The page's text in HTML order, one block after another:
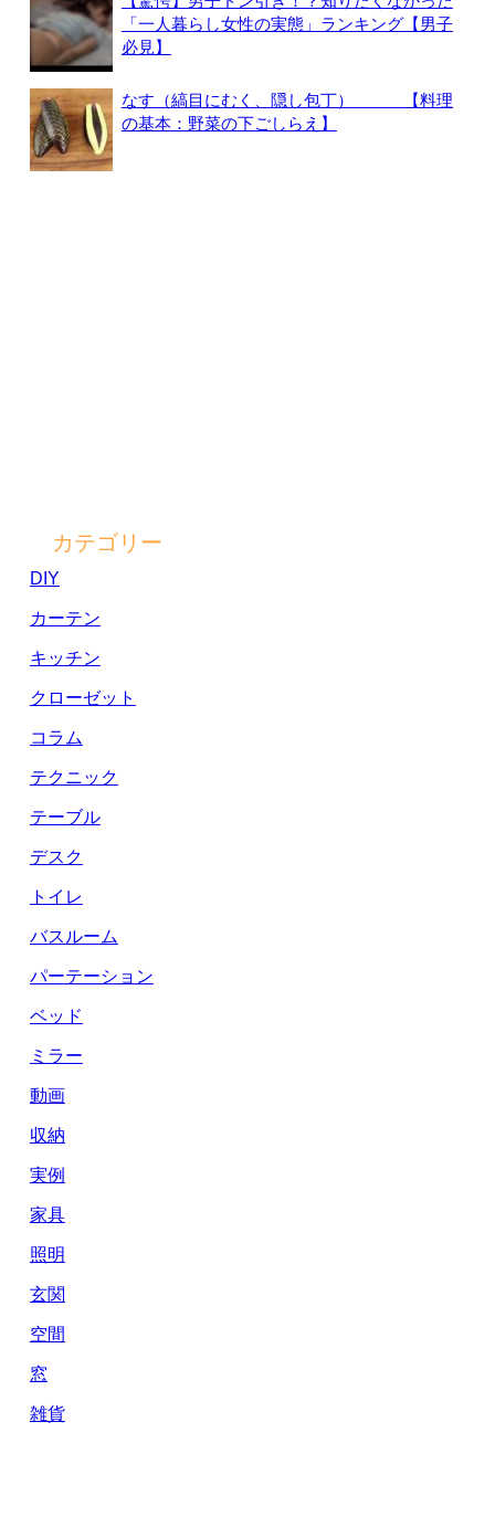
「一人暮らし女性の実態」ランキング【男子
必見】
なす（縞目にむく、隠し包丁） 【料理
の基本：野菜の下ごしらえ】
カテゴリー
DIY
カーテン
キッチン
クローゼット
コラム
テクニック
テーブル
デスク
トイレ
バスルーム
パーテーション
ベッド
ミラー
動画
収納
実例
家具
照明
玄関
空間
窓
雑貨